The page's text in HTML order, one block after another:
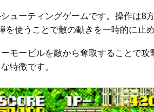
ューティングゲームです。操作は8
を使うことで敵の動きを一時的に止
モービルを敵から奪取することで
特徴です。